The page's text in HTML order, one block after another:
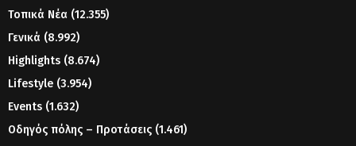
Τοπικά Νέα (12.355)
Γενικά (8.992)
Highlights (8.674)
Lifestyle (3.954)
Events (1.632)
Οδηγός πόλης – Προτάσεις (1.461)